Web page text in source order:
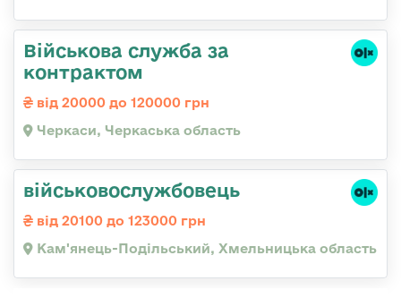
Військова служба за
контрактом
від 20000 до 120000 грн
Черкаси, Черкаська область
військовослужбовець
від 20100 до 123000 грн
Кам'янець-Подільський, Хмельницька область